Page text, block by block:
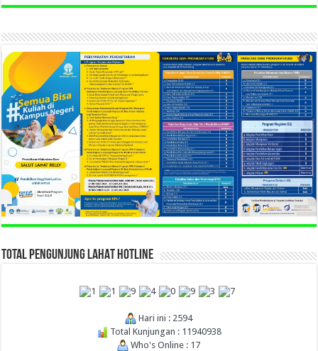
TOTAL PENGUNJUNG LAHAT HOTLINE
Hari ini : 2594
Total Kunjungan : 11940938
Who's Online : 17